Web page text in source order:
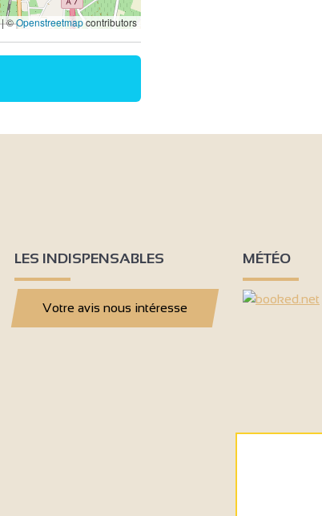
|©Openstreetmapcontributors
LES INDISPENSABLES
Votre avis nous intéresse
MÉTÉO